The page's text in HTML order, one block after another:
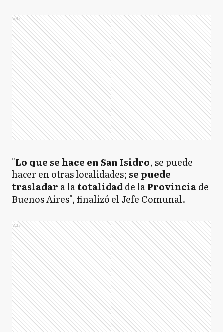
Ads
"Lo que se hace en San Isidro, se puede
hacer en otras localidades; se puede
trasladar a latotalidadde laProvinciade
Buenos Aires", finalizó el Jefe Comunal.
Ads